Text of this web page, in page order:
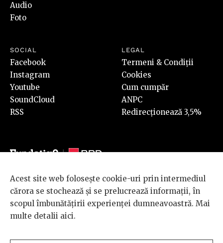
Audio
Foto
SOCIAL
Facebook
Instagram
Youtube
SoundCloud
RSS
LEGAL
Termeni & Condiții
Cookies
Cum cumpăr
ANPC
Redirecționează 3,5%
© 2026 BRD Groupe Société Générale, toate drepturile rezervate.
Scena 9 este un proiect sustinut de
BRD GROUPE SOCIÉTÉ
GÉNÉRALE
Acest site web folosește cookie-uri prin intermediul
cărora se stochează și se prelucrează informații, în
scopul îmbunătățirii experienței dumneavoastră. Mai
multe detalii aici.